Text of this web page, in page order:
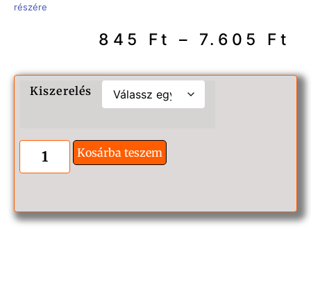
részére
845 Ft – 7.605 Ft
Kiszerelés
Kosárba teszem